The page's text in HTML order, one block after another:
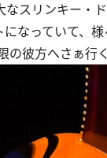
スリンキー・
になっていて、
の彼方へさぁ行